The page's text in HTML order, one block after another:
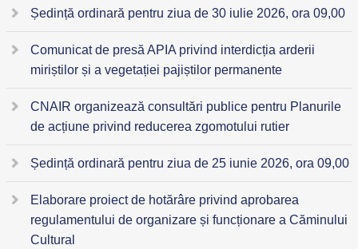
Ședință ordinară pentru ziua de 30 iulie 2026, ora 09,00
Comunicat de presă APIA privind interdicția arderii
miriștilor și a vegetației pajiștilor permanente
CNAIR organizează consultări publice pentru Planurile
de acțiune privind reducerea zgomotului rutier
Ședință ordinară pentru ziua de 25 iunie 2026, ora 09,00
Elaborare proiect de hotărâre privind aprobarea
regulamentului de organizare și funcționare a Căminului
Cultural